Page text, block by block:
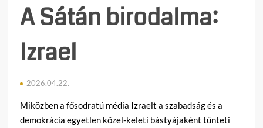
A Sátán birodalma:
Izrael
2026.04.22.
Miközben a fősodratú média Izraelt a szabadság és a
demokrácia egyetlen közel-keleti bástyájaként tünteti